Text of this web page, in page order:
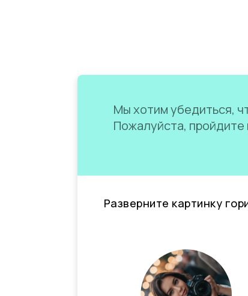
Мы хотим убедиться,
Пожалуйста, пройдите
Разверните картинку